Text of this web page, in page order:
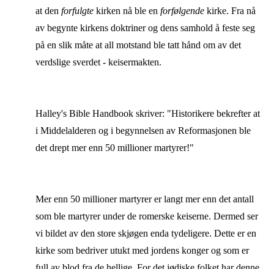
at den forfulgtekirken nå ble en forfølgendekirke. Fra nå
av begynte kirkens doktriner og dens samhold å feste seg
på en slik måte at all motstand ble tatt hånd om av det
verdslige sverdet - keisermakten.
Halley's Bible Handbook skriver: "Historikere bekrefter at
i Middelalderen og i begynnelsen av Reformasjonen ble
det drept mer enn 50 millioner martyrer!"
Mer enn 50 millioner martyrer er langt mer enn det antall
som ble martyrer under de romerske keiserne. Dermed ser
vi bildet av den store skjøgen enda tydeligere. Dette er en
kirke som bedriver utukt med jordens konger og som er